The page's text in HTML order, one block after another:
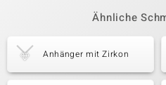
Ähnliche
Anhänger mit Zirkon